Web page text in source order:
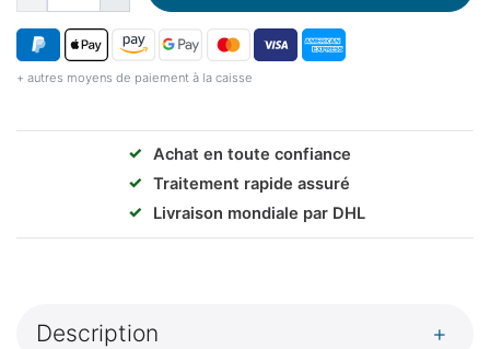
+ autres moyens de paiement à la caisse
✓
Achat en toute confiance
✓
Traitement rapide assuré
✓
Livraison mondiale par DHL
Description +